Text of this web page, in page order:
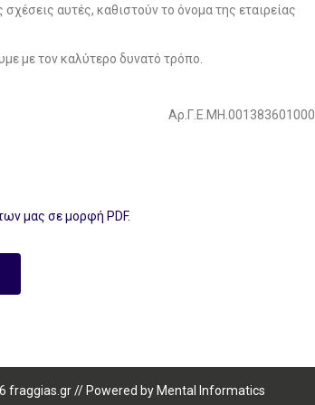
αυτές, καθιστούν το όνομα της εταιρείας
με τον καλύτερο δυνατό τρόπο.
Αρ.Γ.Ε.ΜΗ.001383601000
μας σε μορφή PDF.
fraggias.gr// Powered by Mental Informatics